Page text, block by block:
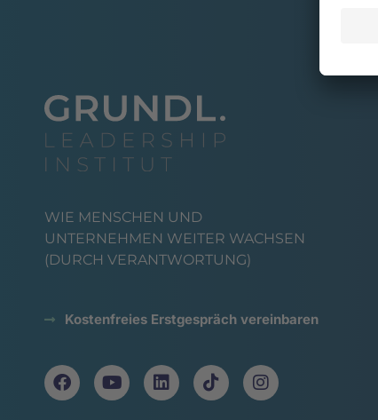
WIE MENSCHEN UND
UNTERNEHMEN WEITER WACHSEN
(DURCH VERANTWORTUNG)
Kostenfreies Erstgespräch vereinbaren